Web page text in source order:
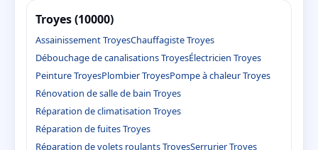
Troyes (10000)
Assainissement TroyesChauffagiste Troyes
Débouchage de canalisations TroyesÉlectricien Troyes
Peinture TroyesPlombier TroyesPompe à chaleur Troyes
Rénovation de salle de bain Troyes
Réparation de climatisation Troyes
Réparation de fuites Troyes
Réparation de volets roulants TroyesSerrurier Troyes